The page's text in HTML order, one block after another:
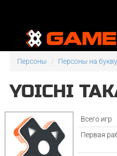
Персоны Персоны на
YOICHI
Всего игр
Первая